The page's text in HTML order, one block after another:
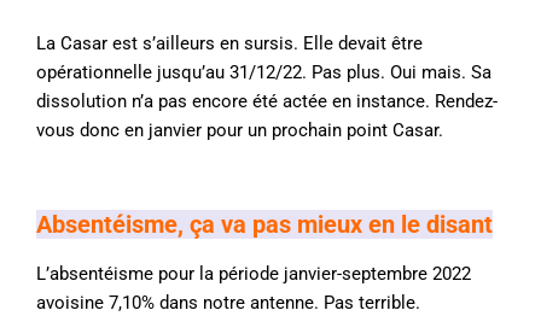
La Casar est s’ailleurs en sursis. Elle devait être
opérationnelle jusqu’au 31/12/22. Pas plus. Oui mais. Sa
dissolution n’a pas encore été actée en instance. Rendez-
vous donc en janvier pour un prochain point Casar.
Absentéisme, ça va pas mieux en le disant
L’absentéisme pour la période janvier-septembre 2022
avoisine 7,10% dans notre antenne. Pas terrible.